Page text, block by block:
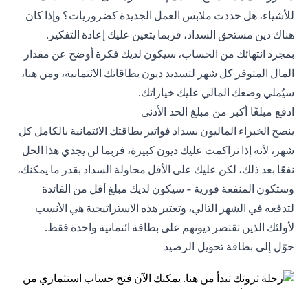
للأشياء، هل حددت ملابس العمل الجديدة كضروريات؟ وإذا كان
هناك دين مستحق السداد، فربما يتعين عليك إعادة التفكير.
بمجرد انتهائك من الحساب، سيكون لديك فكرة أوضح عن مقدار
المال المتوفر كل شهر لتسديد ديون بطاقاتك الائتمانية، ومن هنا،
سيُملي وضعك المالي عليك خياراتك.
ادفع مبلغًا أكبر من مبلغ الحد الأدنى
ينصح الخبراء الماليون بسداد فواتير بطاقتك الائتمانية بالكامل كل
شهر، لأنه إذا تراكمت عليك ديون كبيرة، فربما لن يجدي هذا الحل
نفعًا بعد ذلك، لكن عليك على الأقل محاولة السداد بقدر ما يمكنك،
وستكون المنفعة فورية - سيكون لديك مبلغ أقل من الفائدة
لتدفعه في الشهر التالي، وتعتبر هذه الاستراتيجية هي الأنسب
لأولئك الذين تقتصر ديونهم على بطاقة ائتمانية واحدة فقط.
حوّل إلى بطاقة تحويل الرصيد